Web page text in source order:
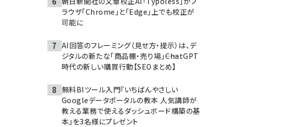
ラウザ「Chrome」と「Edge」上でも校正が
可能に
AI回答のフレーミング（見せ方・提示）は、デ
ジタルの新たな「商品棚・売り場」――ChatGPT
時代の新しい購買行動【SEOまとめ】
無料BIツール入門『いちばんやさしい
Googleデータポータルの教本 人気講師が
教える業務で使えるダッシュボード構築の基
本』を3名様にプレゼント